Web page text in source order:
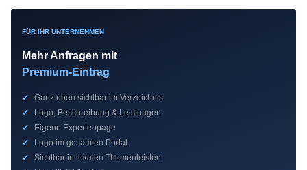
FÜR IHR UNTERNEHMEN
Mehr Anfragen mit
Premium-Eintrag
✓
Ganz oben sichtbar im Verzeichnis
✓
Logo, Beschreibung & Leistungen
✓
Eigene Expertenpage
✓
Logo im gesamten Portal
✓
Sichtbar in lokalen Themenleisten